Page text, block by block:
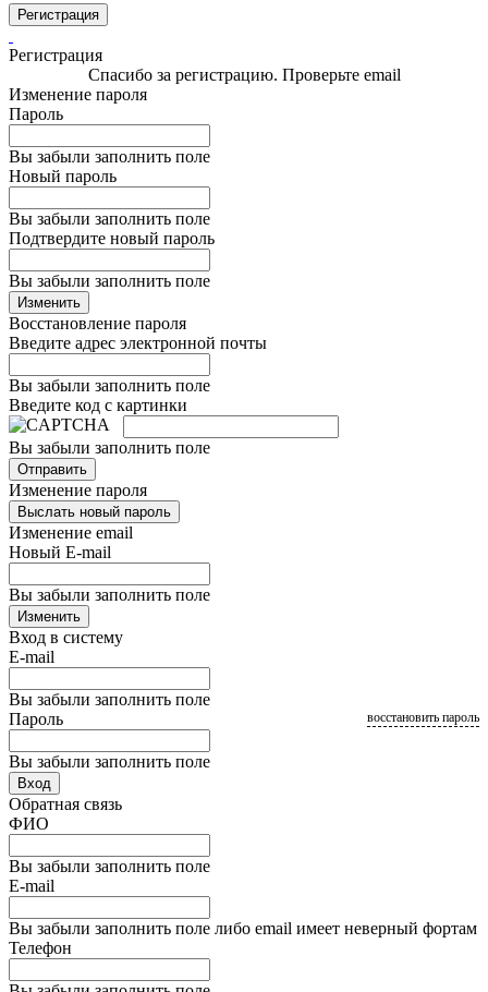
Регистрация
Регистрация
Спасибо за регистрацию. Проверьте email
Изменение пароля
Пароль
Вы забыли заполнить поле
Новый пароль
Вы забыли заполнить поле
Подтвердите новый пароль
Вы забыли заполнить поле
Изменить
Восстановление пароля
Введите адрес электронной почты
Вы забыли заполнить поле
Введите код с картинки
Вы забыли заполнить поле
Отправить
Изменение пароля
Выслать новый пароль
Изменение email
Новый E-mail
Вы забыли заполнить поле
Изменить
Вход в систему
E-mail
Вы забыли заполнить поле
Пароль
Вы забыли заполнить поле
восстановить пароль
Вход
Обратная связь
ФИО
Вы забыли заполнить поле
E-mail
Вы забыли заполнить поле либо email имеет неверный фортам
Телефон